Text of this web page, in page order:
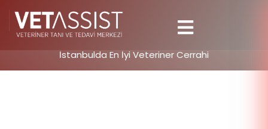
İstanbulda En İyi Veteriner Cerrahi